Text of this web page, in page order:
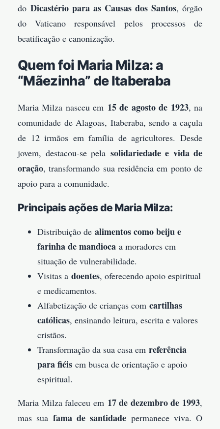
do Dicastério para as Causas dos Santos, órgão
do Vaticano responsável pelos processos de
beatificação e canonização.
Quem foi Maria Milza: a
“Mãezinha” de Itaberaba
Maria Milza nasceu em 15 de agosto de 1923, na
comunidade de Alagoas, Itaberaba, sendo a caçula
de 12 irmãos em família de agricultores. Desde
jovem, destacou-se pela solidariedade e vida de
oração, transformando sua residência em ponto de
apoio para a comunidade.
Principais ações de Maria Milza:
Distribuição de alimentos como beiju e
farinha de mandioca a moradores em
situação de vulnerabilidade.
Visitas a doentes, oferecendo apoio espiritual
e medicamentos.
Alfabetização de crianças com cartilhas
católicas, ensinando leitura, escrita e valores
cristãos.
Transformação da sua casa em referência
para fiéis em busca de orientação e apoio
espiritual.
Maria Milza faleceu em 17 de dezembro de 1993,
mas sua fama de santidade permanece viva. O